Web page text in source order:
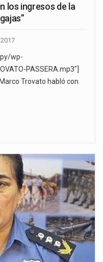
los ingresos de la
wp-
PASSERA.mp3"]
Trovato habló con